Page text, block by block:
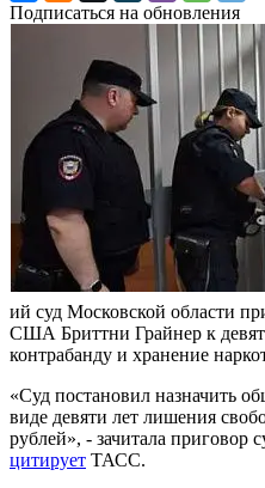
Подписаться на обновления
ий суд Московской области
США Бриттни Грайнер к
контрабанду и хранение
«Суд постановил назначить
виде девяти лет лишения
рублей», - зачитала приговор
цитирует ТАСС.